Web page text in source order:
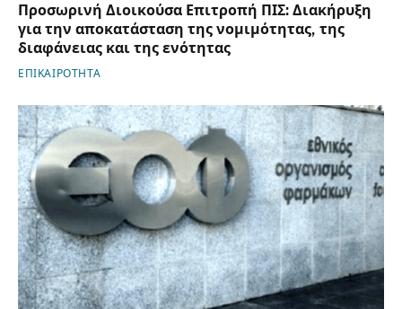
Προσωρινή Διοικούσα Επιτροπή ΠΙΣ: Διακήρυξη
για την αποκατάσταση της νομιμότητας, της
διαφάνειας και της ενότητας
ΕΠΙΚΑΙΡΟΤΗΤΑ